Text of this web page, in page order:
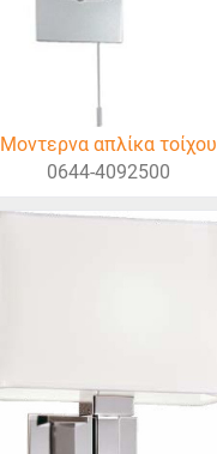
Μοντερνα απλίκα τοίχου
0644-4092500